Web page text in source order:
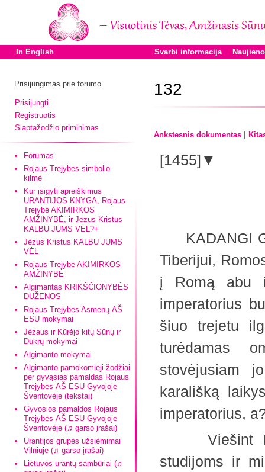
In English Svarbi informacija
Prisijungimas prie forumo
Prisijungti
Registruotis
Slaptažodžio priminimas
Forumas
Rojaus Trejybės simbolio
kilmė
Kur įsigyti apreiškimus
URANTIJOS KNYGA, Rojaus
Trejybė AKIMIRKOS
AMŽINYBĖ, ir Jėzus Kristus
KALBU JUMS VĖL?+
Jėzus Kristus KALBU JUMS
VĖL
Rojaus Trejybė AKIMIRKOS
AMŽINYBĖ
Algimantas KRIKŠČIONYBĖS
DUŽENOS
Rojaus Trejybės Asmenų-AŠ
ESU mokymai
Jėzaus ir Kūrėjo kitų Sūnų ir
Dukrų mokymai
Algimanto mokymai
Algimanto pamokomieji žodžiai
per gyvąsias pamaldas Rojaus
Trejybės-AŠ ESU Gyvojoje
Šventovėje (tekstai)
Gyvosios pamaldos Rojaus
Trejybės-AŠ ESU Gyvojoje
Šventovėje (♫ garso įrašai)
Urantijos grupės užsiėmimai
Vilniuje (♫ garso įrašai)
Lietuvos urantų sambūriai (♫
132
Ankstesnis dokumentas |
[1455]▼
KADANGI
Tiberijui,
į Romą abu
imperatorius
šiuo trejetu
turėdamas
stovėjusiam
karališką
imperatorius,
Viešint
studijoms ir